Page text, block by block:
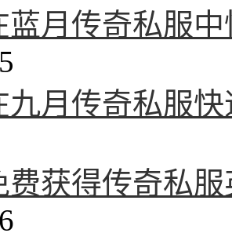
蓝月传奇私服
九月传奇私服
费获得传奇私